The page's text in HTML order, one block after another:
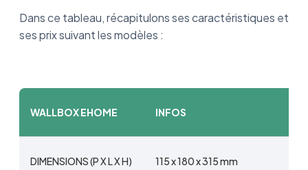
Dans ce tableau, récapitulons ses caractéristiques et
ses prix suivant les modèles :
WALLBOX EHOME INFOS
DIMENSIONS (P X L X H) 115 x 180 x 315 mm